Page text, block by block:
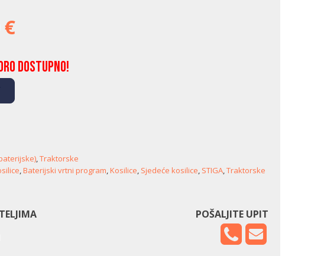
€
dostupno!
,Traktorske
,Baterijski vrtni program,Kosilice, Sjedeće kosilice, STIGA,Traktorske
POŠALJITE UPIT